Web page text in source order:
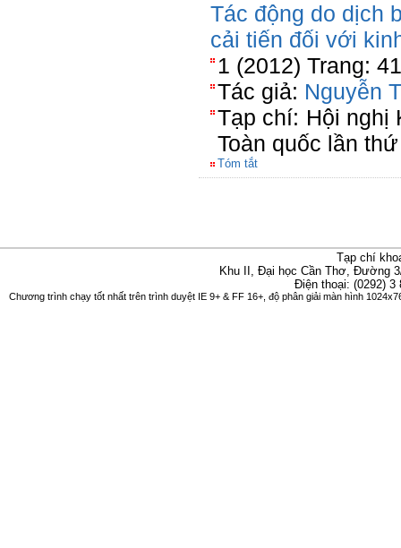
Tác động do dịch
cải tiến đối với
1 (2012) Trang:
Tác giả: Nguyễn
Tạp chí: Hội nghị
Toàn quốc lần
Tóm tắt
Tạp chí
Khu II, Đại học Cần Thơ, Đường
Điện thoại: (0292)
Chương trình chạy tốt nhất trên trình duyệt IE 9+ & FF 16+, độ phân giải màn hình